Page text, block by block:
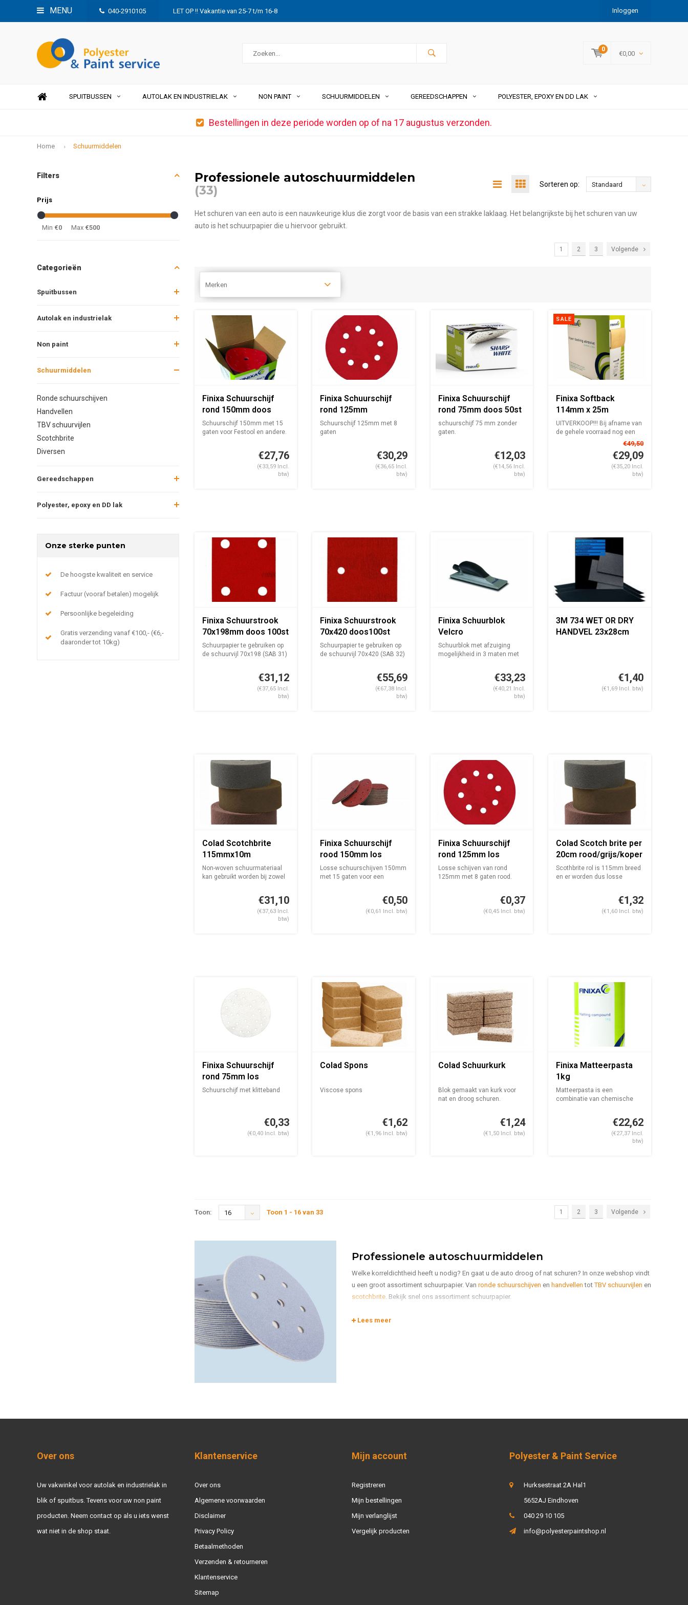
MENU 040-2910105 LET OP !! Vakantie van 25-7 t/m 16-8 Inloggen
0
€0,00
SPUITBUSSEN AUTOLAK EN INDUSTRIELAK NON PAINT SCHUURMIDDELEN GEREEDSCHAPPEN POLYESTER, EPOXY EN DD LAK
Bestellingen in deze periode worden op of na 17 augustus verzonden.
Home Schuurmiddelen
Filters
Prijs
Min €0 Max €500
Categorieën
Spuitbussen
Autolak en industrielak
Non paint
Schuurmiddelen
Ronde schuurschijven
Handvellen
TBV schuurvijlen
Scotchbrite
Diversen
Gereedschappen
Polyester, epoxy en DD lak
Onze sterke punten
De hoogste kwaliteit en service
Factuur (vooraf betalen) mogelijk
Persoonlijke begeleiding
Gratis verzending vanaf €100,- (€6,-
daaronder tot 10kg)
Professionele autoschuurmiddelen
(33)
Sorteren op: Standaard
Het schuren van een auto is een nauwkeurige klus die zorgt voor de basis van een strakke laklaag. Het belangrijkste bij het schuren van uw
auto is het schuurpapier die u hiervoor gebruikt.
1 2 3 Volgende
Merken
Finixa Schuurschijf
rond 150mm doos
100st rood t/m p800
Schuurschijf 150mm met 15
gaten voor Festool en andere.
€27,76
(€33,59 Incl.
btw)
Finixa Schuurschijf
rond 125mm
doos100st rood
Schuurschijf 125mm met 8
gaten
€30,29
(€36,65 Incl.
btw)
Finixa Schuurschijf
rond 75mm doos 50st
schuurschijf 75 mm zonder
gaten.
€12,03
(€14,56 Incl.
btw)
SALE
Finixa Softback
114mm x 25m
UITVERKOOP!!! Bij afname van
de gehele voorraad nog een
€49,50
€29,09
(€35,20 Incl.
btw)
Finixa Schuurstrook
70x198mm doos 100st
Schuurpapier te gebruiken op
de schuurvijl 70x198 (SAB 31)
€31,12
(€37,65 Incl.
btw)
Finixa Schuurstrook
70x420 doos100st
Schuurpapier te gebruiken op
de schuurvijl 70x420 (SAB 32)
€55,69
(€67,38 Incl.
btw)
Finixa Schuurblok
Velcro
Schuurblok met afzuiging
mogelijkheid in 3 maten met
€33,23
(€40,21 Incl.
btw)
3M 734 WET OR DRY
HANDVEL 23x28cm
€1,40
(€1,69 Incl. btw)
Colad Scotchbrite
115mmx10m
Non-woven schuurmateriaal
kan gebruikt worden bij zowel
€31,10
(€37,63 Incl.
btw)
Finixa Schuurschijf
rood 150mm los
Losse schuurschijven 150mm
met 15 gaten voor een
€0,50
(€0,61 Incl. btw)
Finixa Schuurschijf
rond 125mm los
Losse schijven van rond
125mm met 8 gaten rood.
€0,37
(€0,45 Incl. btw)
Colad Scotch brite per
20cm rood/grijs/koper
Scothbrite rol is 115mm breed
en er worden dus losse
€1,32
(€1,60 Incl. btw)
Finixa Schuurschijf
rond 75mm los
Schuurschijf met klitteband
€0,33
(€0,40 Incl. btw)
Colad Spons
Viscose spons
€1,62
(€1,96 Incl. btw)
Colad Schuurkurk
Blok gemaakt van kurk voor
nat en droog schuren.
€1,24
(€1,50 Incl. btw)
Finixa Matteerpasta
1kg
Matteerpasta is een
combinatie van chemische
€22,62
(€27,37 Incl.
btw)
Toon: 16 Toon 1 - 16 van 33 1 2 3 Volgende
Professionele autoschuurmiddelen
Welke korreldichtheid heeft u nodig? En gaat u de auto droog of nat schuren? In onze webshop vindt
u een groot assortiment schuurpapier. Van ronde schuurschijven en handvellen totTBV schuurvijlen en
scotchbrite. Bekijk snel ons assortiment schuurpapier.
Scherpe prijzen voor het schuurpapier
bestaat ons assortiment uit
spuitbussen,non paint ,schuurmiddelen,
Persoonlijk advies
Wilt u weten welk schuurpapier u het beste kunt gebruiken voor het schuren van uw auto? Laat het
Lees meer
Over ons
Uw vakwinkel voor autolak en industrielak in
blik of spuitbus. Tevens voor uw non paint
producten. Neem contact op als u iets wenst
wat niet in de shop staat.
Klantenservice
Over ons
Algemene voorwaarden
Disclaimer
Privacy Policy
Betaalmethoden
Verzenden & retourneren
Klantenservice
Sitemap
Mijn account
Registreren
Mijn bestellingen
Mijn verlanglijst
Vergelijk producten
Polyester & Paint Service
Hurksestraat 2A Hal1
5652AJ Eindhoven
040 29 10 105
info@polyesterpaintshop.nl